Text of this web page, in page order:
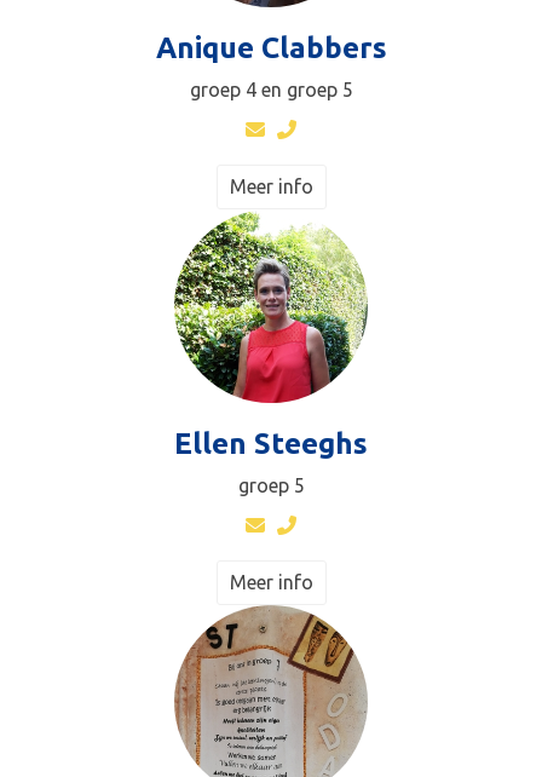
Anique Clabbers
groep 4 en groep 5
Meer info
Ellen Steeghs
groep 5
Meer info